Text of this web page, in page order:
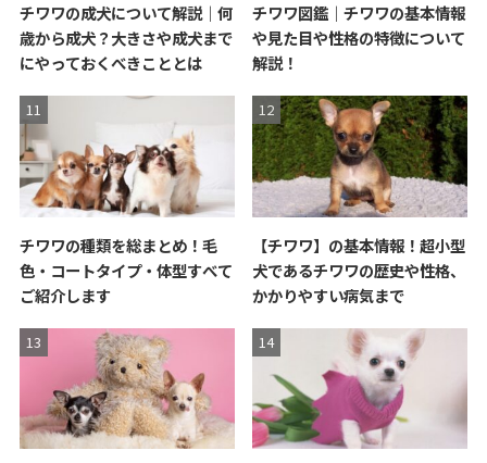
チワワの成犬について解説｜何
歳から成犬？大きさや成犬まで
にやっておくべきこととは
チワワ図鑑｜チワワの基本情報
や見た目や性格の特徴について
解説！
チワワの種類を総まとめ！毛
色・コートタイプ・体型すべて
ご紹介します
【チワワ】の基本情報！超小型
犬であるチワワの歴史や性格、
かかりやすい病気まで